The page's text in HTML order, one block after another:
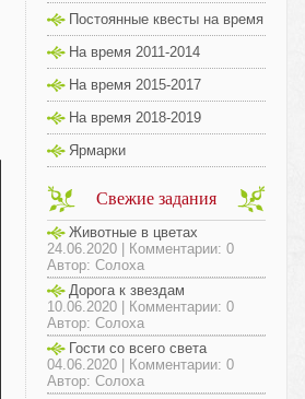
Постоянные квесты на время
На время 2011-2014
На время 2015-2017
На время 2018-2019
Ярмарки
Свежие задания
Животные в цветах
24.06.2020 | Комментарии: 0
Автор: Солоха
Дорога к звездам
10.06.2020 | Комментарии: 0
Автор: Солоха
Гости со всего света
04.06.2020 | Комментарии: 0
Автор: Солоха